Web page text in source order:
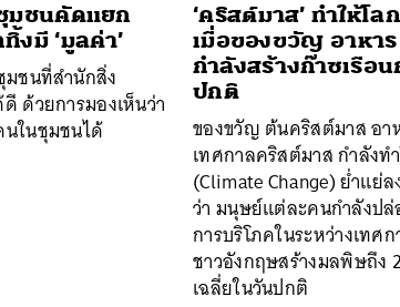
มชนคัดแยก
งมี ‘มูลค่า’
มชนที่สำนักสิ่ง
ด้วยการมองเห็นว่า
ในชุมชนได้
‘คริสต์มาส’ ทำให้โ
เมื่อของขวัญ อาหา
กำลังสร้างก๊าซเรือ
ปกติ
ของขวัญ ต้นคริสต์มาส อา
เทศกาลคริสต์มาส กำลังท
(Climate Change) ย่ำแย่
ว่า มนุษย์แต่ละคนกำลังปล่
การบริโภคในระหว่างเทศ
ชาวอังกฤษสร้างมลพิษถึง
เฉลี่ยในวันปกติ